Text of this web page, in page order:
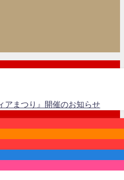
アまつり』開催のお知らせ